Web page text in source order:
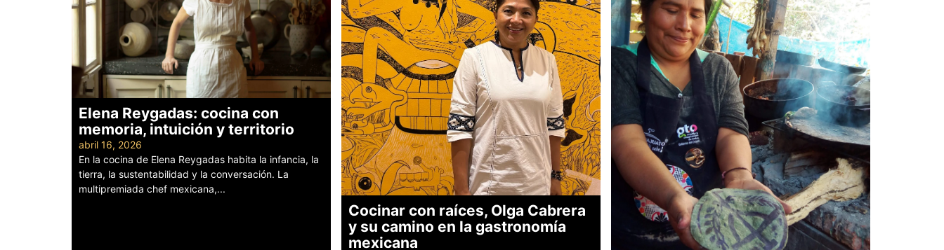
Elena Reygadas: cocina con
memoria, intuición y territorio
abril 16, 2026
En la cocina de Elena Reygadas habita la infancia, la
tierra, la sustentabilidad y la conversación. La
multipremiada chef mexicana,...
Cocinar con raíces, Olga Cabrera
y su camino en la gastronomía
mexicana